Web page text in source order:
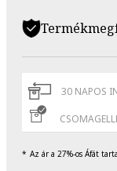
30 NAPOS
Az ár a 27%-os Áfát